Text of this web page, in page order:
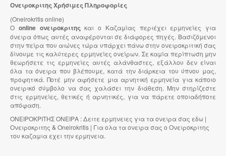
Ονειροκριτης Χρήσιμες Πληροφορίες
(Oneirokritis online)
Ο online ονειροκριτηςκαι ο Καζαμίας περιέχει ερμηνείες για
όνειρα όπως αυτές αναφέρονται σε διάφορες πηγές. Βασιζόμενοι
στην πείρα που αιώνες τώρα υπάρχει πάνω στην ονειροκριτική σας
δίνουμε τις καλύτερες ερμηνείες ονείρων. Σε καμία περίπτωση μην
θεωρήσετε τις ερμηνείες αυτές αλάνθαστες, εξάλλου δεν είναι
όλα τα όνειρα που βλέπουμε, κατά την διάρκεια του ύπνου μας,
προφητικά. Ποτέ μην αφήσετε μια αρνητική ερμηνεία για κάποιο
ονειρικό σύμβολο να σας χαλάσει την διάθεση. Μην στηρίζεστε
στις ερμηνείες, θετικές ή αρνητικές, για να πάρετε οποιαδήποτε
απόφαση.
ΟΝΕΙΡΟΚΡΙΤΗΣ ΟΝΕΙΡΑ : Δειτε ερμηνειες για τα ονειρα σας εδω |
Ονειροκριτης & Oneirokritis | Για ολα τα ονειρα σας ο Ονειροκριτης
του καζαμια εχει την ερμηνεια.